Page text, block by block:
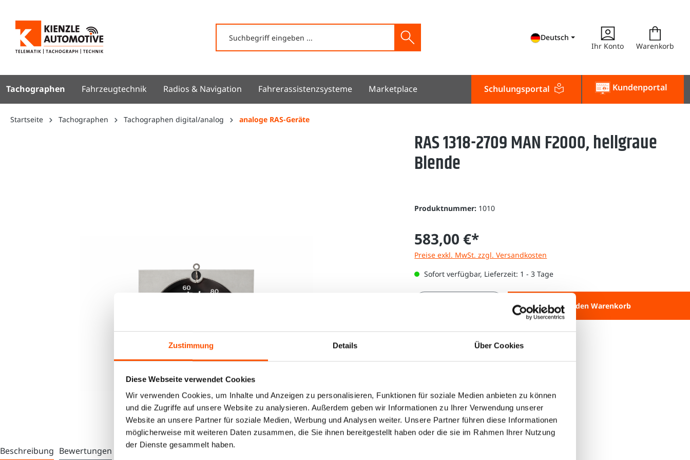
Zustimmung Details Über Cookies
Diese Webseite verwendet Cookies
Wir verwenden Cookies, um Inhalte und Anzeigen zu personalisieren, Funktionen für soziale Medien anbieten zu können
und die Zugriffe auf unsere Website zu analysieren. Außerdem geben wir Informationen zu Ihrer Verwendung unserer
Website an unsere Partner für soziale Medien, Werbung und Analysen weiter. Unsere Partner führen diese Informationen
möglicherweise mit weiteren Daten zusammen, die Sie ihnen bereitgestellt haben oder die sie im Rahmen Ihrer Nutzung
der Dienste gesammelt haben.
Deutsch
Ihr Konto
Warenkorb
Tachographen Fahrzeugtechnik Radios & Navigation Fahrerassistenzsysteme Marketplace Kundenportal
Schulungsportal
Startseite Tachographen Tachographen digital/analog analoge RAS-Geräte
RAS 1318-2709 MAN F2000, hellgraue
Blende
Produktnummer: 1010
583,00 €*
Preise exkl. MwSt. zzgl. Versandkosten
Sofort verfügbar, Lieferzeit: 1 - 3 Tage
Produkt Anzahl: Gib den gewünschten Wert
In den Warenkorb
Beschreibung Bewertungen